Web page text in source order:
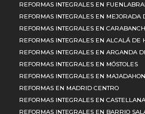
REFORMAS INTEGRALES EN
REFORMAS INTEGRALES EN MEJORADA
REFORMAS INTEGRALES EN
REFORMAS INTEGRALES EN ALCALÁ DE
REFORMAS INTEGRALES EN ARGANDA
REFORMAS INTEGRALES EN MÓSTOLES
REFORMAS INTEGRALES EN
REFORMAS EN MADRID CENTRO
REFORMAS INTEGRALES EN CASTELLANA
REFORMAS INTEGRALES EN BARRIO